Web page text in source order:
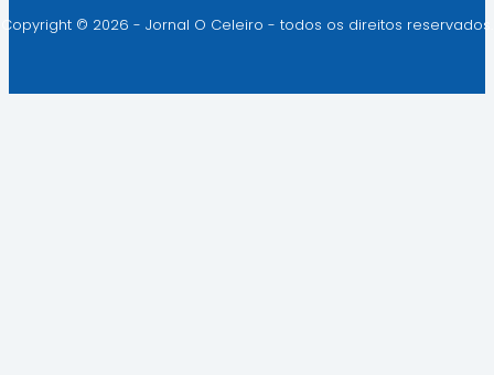
Copyright © 2026 - Jornal O Celeiro - todos os direitos reservados.